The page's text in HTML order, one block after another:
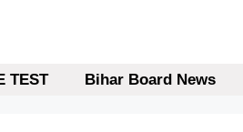
TEST Bihar Board News